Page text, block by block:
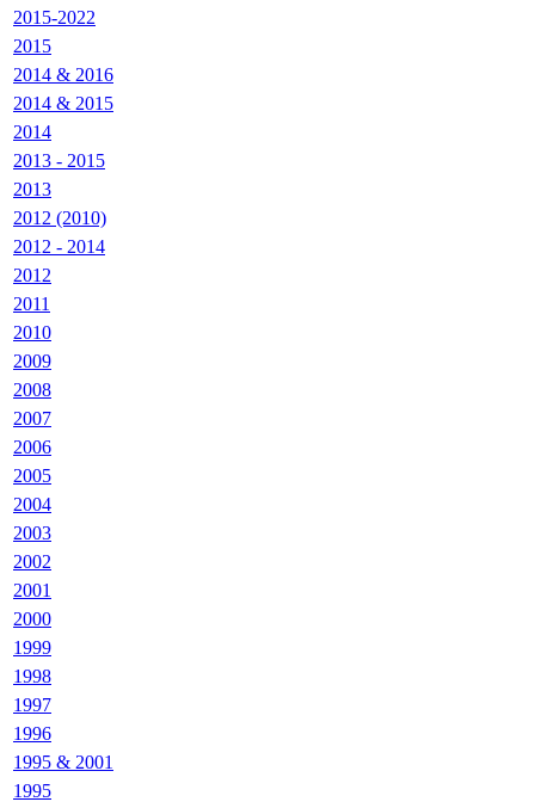
2015-2022
2015
2014 & 2016
2014 & 2015
2014
2013 - 2015
2013
2012 (2010)
2012 - 2014
2012
2011
2010
2009
2008
2007
2006
2005
2004
2003
2002
2001
2000
1999
1998
1997
1996
1995 & 2001
1995